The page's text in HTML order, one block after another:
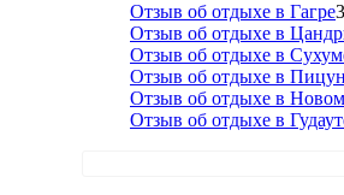
Отзыв об отдыхе в Гагре
Отзыв об отдыхе в
Отзыв об отдыхе в
Отзыв об отдыхе в
Отзыв об отдыхе в
Отзыв об отдыхе в